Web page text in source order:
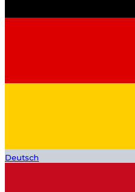
Deutsch